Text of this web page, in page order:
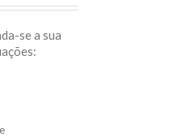
se a sua